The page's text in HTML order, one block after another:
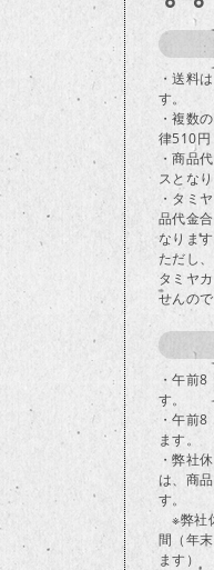
・送料
す。
・複数
律510円
・商品
スとなり
・タミ
品代金
なります
ただし
タミヤ
せんの
・午前
す。
・午前
ます。
・弊社
は、商
す。
※弊社
間（年
ます）